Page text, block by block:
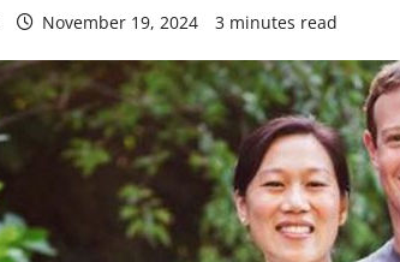
November 19, 2024 3 minutes read